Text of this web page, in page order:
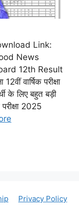
Link:
News
12th Result
वार्षिक परीक्षा
के लिए बहुत बड़ी
परीक्षा 2025
Privacy Policy